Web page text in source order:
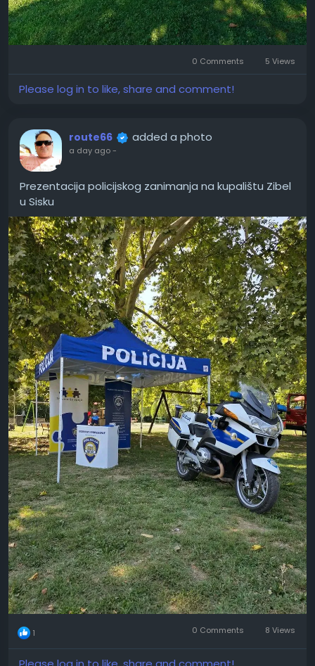
0 Comments 5 Views
Please log in to like, share and comment!
route66 added a photo
a day ago-
Prezentacija policijskog zanimanja na kupalištu Zibel
u Sisku
1 0 Comments 8 Views